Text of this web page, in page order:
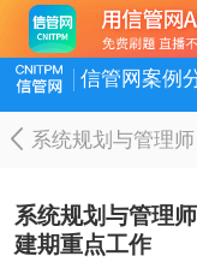
信管网案例
系统规划与管理
系统规划与管理
建期重点工作